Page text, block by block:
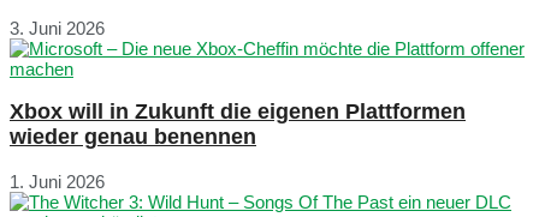
3. Juni 2026
Xbox will in Zukunft die eigenen Plattformen
wieder genau benennen
1. Juni 2026